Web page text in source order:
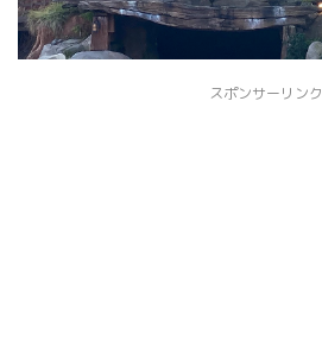
スポンサーリンク